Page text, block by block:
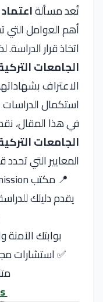
تُعد مسألة
أهم العوامل التي
اتخاذ قرار
الجامعات
الاعتراف
استكمال الدراسات
في هذا المقال،
الجامعات
المعايير التي
يقدم دليلك
بوابتك الآمنة
✅ استشارات